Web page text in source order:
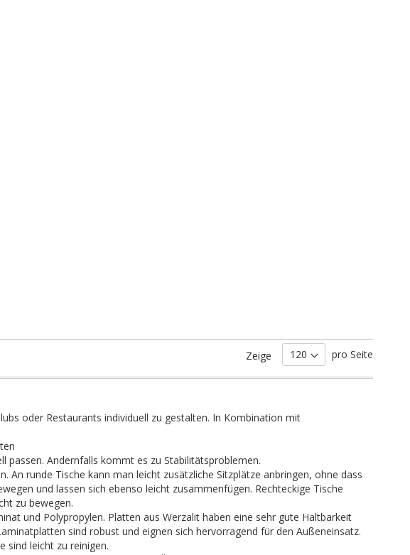
Zeige pro Seite
oder Restaurants individuell zu gestalten. In Kombination mit
passen. Andernfalls kommt es zu Stabilitätsproblemen.
An runde Tische kann man leicht zusätzliche Sitzplätze anbringen, ohne dass
und lassen sich ebenso leicht zusammenfügen. Rechteckige Tische
zu bewegen.
und Polypropylen. Platten aus Werzalit haben eine sehr gute Haltbarkeit
sind robust und eignen sich hervorragend für den Außeneinsatz.
sind leicht zu reinigen.